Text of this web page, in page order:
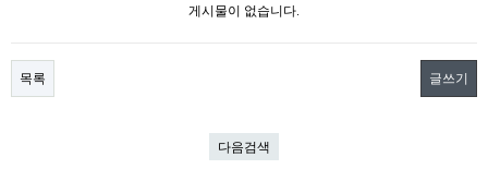
게시물이 없습니다.
목록 글쓰기
다음검색